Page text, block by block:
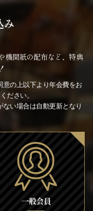
み
機関紙の配布など、特典
意の上以下より年会費をお
ださい。
い場合は自動更新となり
一般会員